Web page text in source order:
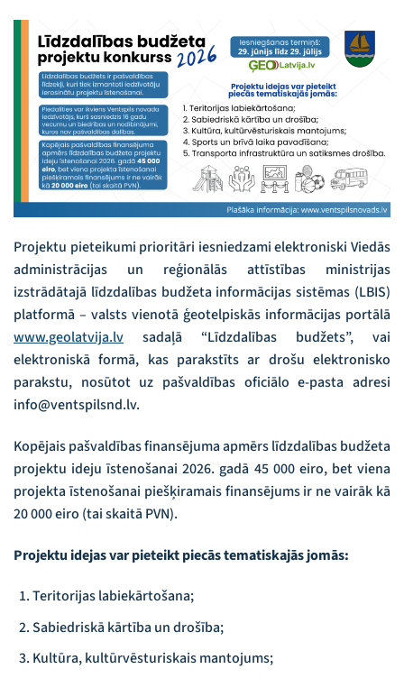
Projektu pieteikumi prioritāri iesniedzami elektroniski Viedās
administrācijas un reģionālās attīstības ministrijas
izstrādātajā līdzdalības budžeta informācijas sistēmas (LBIS)
platformā – valsts vienotā ģeotelpiskās informācijas portālā
www.geolatvija.lv sadaļā “Līdzdalības budžets”, vai
elektroniskā formā, kas parakstīts ar drošu elektronisko
parakstu, nosūtot uz pašvaldības oficiālo e-pasta adresi
info@ventspilsnd.lv.
Kopējais pašvaldības finansējuma apmērs līdzdalības budžeta
projektu ideju īstenošanai 2026. gadā 45 000 eiro, bet viena
projekta īstenošanai piešķiramais finansējums ir ne vairāk kā
20 000 eiro (tai skaitā PVN).
Projektu idejas var pieteikt piecās tematiskajās jomās:
Teritorijas labiekārtošana;
Sabiedriskā kārtība un drošība;
Kultūra, kultūrvēsturiskais mantojums;